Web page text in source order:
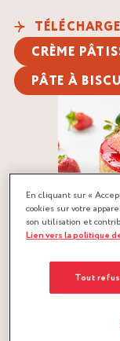
CRÈME
PÂTE À
En cliquant sur «
cookies sur votre
son utilisation et
Lien vers la politique
Tout